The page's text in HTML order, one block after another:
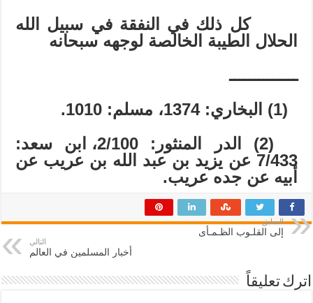
كل ذلك في النفقة في سبيل الله
الحلال الطيبة الخالصة لوجهه سبحانه
ــــــــــــــ
(1) البخاري: 1374، مسلم: 1010.
(2) الدر المنثور: 2/100، ابن سعد:
7/433 عن يزيد بن عبد الله بن عريب عن
أبيه عن جده عريب.
السابق
إلى القلـوب الظـمـأى
التالي
أخبار المسلمين في العالم
اترك تعليقاً